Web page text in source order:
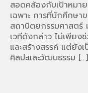
สอดคล้องกับเป้าหมา
เฉพาะ การที่นักศึกษา
สถาปัตยกรรมศาสตร์
เวทีดังกล่าว ไม่เพียงช่
และสร้างสรรค์ แต่ยั
ศิลปะและวัฒนธรรม […]